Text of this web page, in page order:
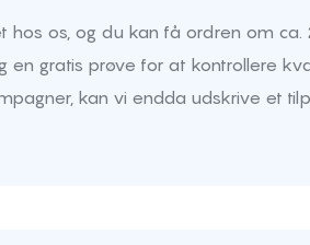
hos os, og du kan få ordren om ca.
en gratis prøve for at kontrollere
kan vi endda udskrive et